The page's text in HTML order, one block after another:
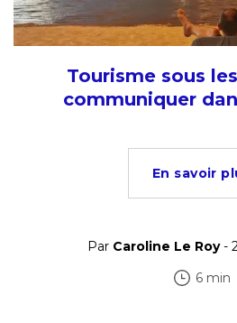
Tourisme sous
communiquer
En savoir
Par Caroline Le Roy-
6 min